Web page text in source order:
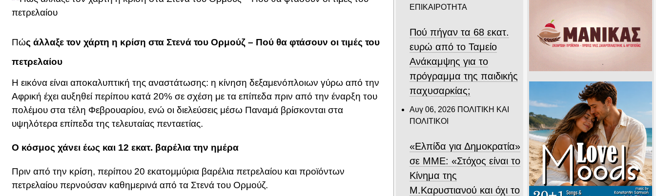
Πώς άλλαξε τον χάρτη η κρίση στα Στενά του Ορμούζ – Πού θα φτάσουν οι τιμές του
πετρελαίου
Η εικόνα είναι αποκαλυπτική της αναστάτωσης: η κίνηση δεξαμενόπλοιων γύρω από την
Αφρική έχει αυξηθεί περίπου κατά 20% σε σχέση με τα επίπεδα πριν από την έναρξη του
πολέμου στα τέλη Φεβρουαρίου, ενώ οι διελεύσεις μέσω Παναμά βρίσκονται στα
υψηλότερα επίπεδα της τελευταίας πενταετίας.
Ο κόσμος χάνει έως και 12 εκατ. βαρέλια την ημέρα
Πριν από την κρίση, περίπου 20 εκατομμύρια βαρέλια πετρελαίου και προϊόντων
πετρελαίου περνούσαν καθημερινά από τα Στενά του Ορμούζ.
ΕΠΙΚΑΙΡΟΤΗΤΑ
Πού πήγαν τα 68 εκατ.
ευρώ από το Ταμείο
Ανάκαμψης για το
πρόγραμμα της παιδικής
παχυσαρκίας;
Αυγ 06, 2026 ΠΟΛΙΤΙΚΗ ΚΑΙ
ΠΟΛΙΤΙΚΟΙ
«Ελπίδα για Δημοκρατία»
σε ΜΜΕ: «Στόχος είναι το
Κίνημα της
Μ.Καρυστιανού και όχι το